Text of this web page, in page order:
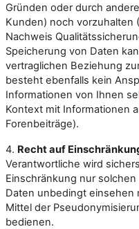
Gründen oder durch
Kunden) noch vorzuhalten
Nachweis
Speicherung von Daten
vertraglichen Beziehung
besteht ebenfalls kein
Informationen von Ihnen
Kontext mit Informationen
Forenbeiträge).
4. Recht auf
Verantwortliche wird
Einschränkung nur
Daten unbedingt einsehen
Mittel der
bedienen.